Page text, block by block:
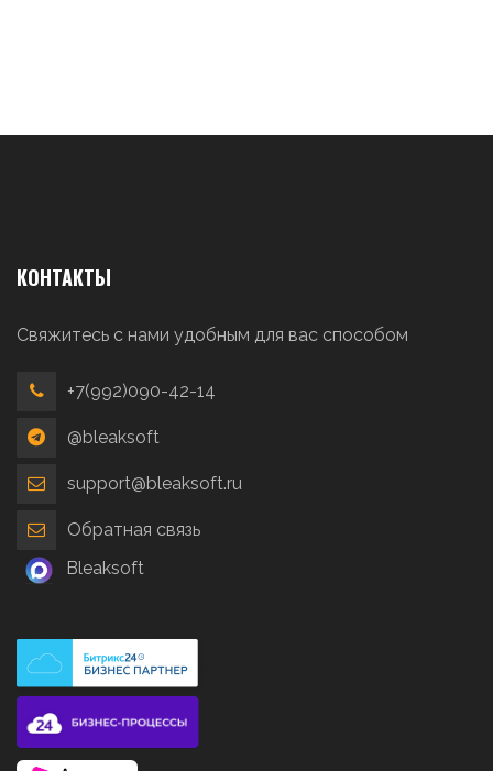
КОНТАКТЫ
Свяжитесь с нами удобным для вас способом
+7(992)090-42-14
@bleaksoft
support@bleaksoft.ru
Обратная связь
Bleaksoft